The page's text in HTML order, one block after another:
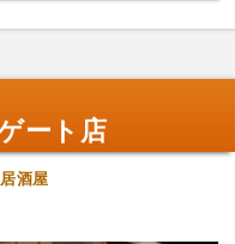
ート店
居酒屋